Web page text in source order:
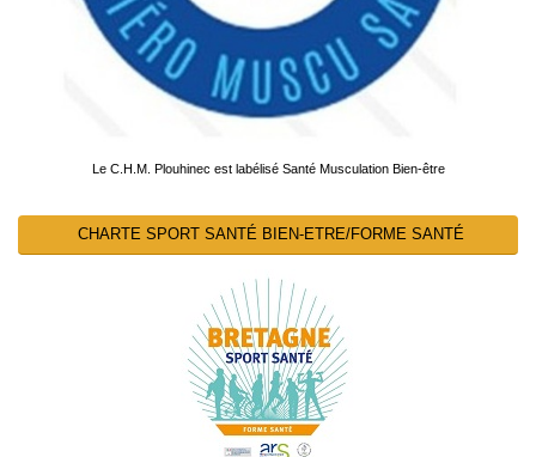
Le C.H.M. Plouhinec est labélisé Santé Musculation Bien-être
CHARTE SPORT SANTÉ BIEN-ETRE/FORME SANTÉ